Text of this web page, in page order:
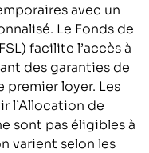
avec un
Le Fonds de
facilite l’accès à
des garanties de
premier loyer. Les
l’Allocation de
sont pas éligibles à
varient selon les